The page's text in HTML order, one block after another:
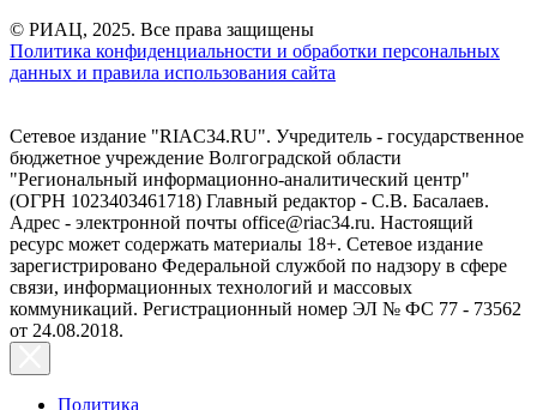
© РИАЦ, 2025. Все права защищены
Политика конфиденциальности и обработки персональных
данных и правила использования сайта
Сетевое издание "RIAC34.RU". Учредитель - государственное
бюджетное учреждение Волгоградской области
"Региональный информационно-аналитический центр"
(ОГРН 1023403461718) Главный редактор - С.В. Басалаев.
Адрес - электронной почты office@riac34.ru. Настоящий
ресурс может содержать материалы 18+. Сетевое издание
зарегистрировано Федеральной службой по надзору в сфере
связи, информационных технологий и массовых
коммуникаций. Регистрационный номер ЭЛ № ФС 77 - 73562
от 24.08.2018.
Политика